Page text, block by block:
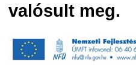
valósult meg.